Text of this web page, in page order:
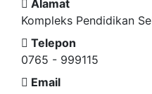
Alamat
Kompleks Pendidikan
Telepon
0765 - 999115
Email